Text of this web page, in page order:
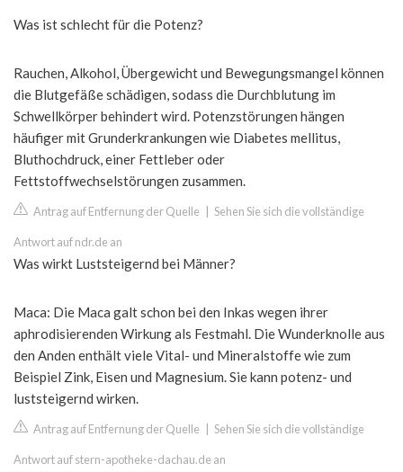
Was ist schlecht für die Potenz?
Rauchen, Alkohol, Übergewicht und Bewegungsmangel können
die Blutgefäße schädigen, sodass die Durchblutung im
Schwellkörper behindert wird. Potenzstörungen hängen
häufiger mit Grunderkrankungen wie Diabetes mellitus,
Bluthochdruck, einer Fettleber oder
Fettstoffwechselstörungen zusammen.
Antrag auf Entfernung der Quelle Sehen Sie sich die vollständige
Antwort auf ndr.de an
Was wirkt Luststeigernd bei Männer?
Maca: Die Maca galt schon bei den Inkas wegen ihrer
aphrodisierenden Wirkung als Festmahl. Die Wunderknolle aus
den Anden enthält viele Vital- und Mineralstoffe wie zum
Beispiel Zink, Eisen und Magnesium. Sie kann potenz- und
luststeigernd wirken.
Antrag auf Entfernung der Quelle Sehen Sie sich die vollständige
Antwort auf stern-apotheke-dachau.de an